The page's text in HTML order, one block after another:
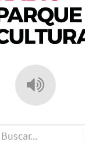
' . __('Search for:') .